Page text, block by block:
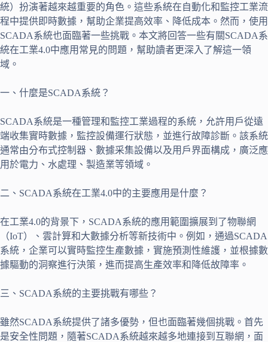
統）扮演著越來越重要的角色。這些系統在自動化和監控工業流
程中提供即時數據，幫助企業提高效率、降低成本。然而，使用
SCADA系統也面臨著一些挑戰。本文將回答一些有關SCADA系
統在工業4.0中應用常見的問題，幫助讀者更深入了解這一領
域。
一、什麼是SCADA系統？
SCADA系統是一種管理和監控工業過程的系統，允許用戶從遠
端收集實時數據，監控設備運行狀態，並進行故障診斷。該系統
通常由分布式控制器、數據采集設備以及用戶界面構成，廣泛應
用於電力、水處理、製造業等領域。
二、SCADA系統在工業4.0中的主要應用是什麼？
在工業4.0的背景下，SCADA系統的應用範圍擴展到了物聯網
（IoT）、雲計算和大數據分析等新技術中。例如，通過SCADA
系統，企業可以實時監控生產數據，實施預測性維護，並根據數
據驅動的洞察進行決策，進而提高生產效率和降低故障率。
三、SCADA系統的主要挑戰有哪些？
雖然SCADA系統提供了諸多優勢，但也面臨著幾個挑戰。首先
是安全性問題，隨著SCADA系統越來越多地連接到互聯網，面